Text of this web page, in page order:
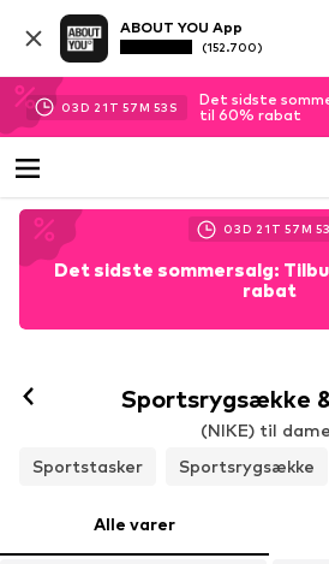
ABOUT YOU App
(152.700)
03D 21 T 57M 52 S
Det sidste
til 60% rabat
03D 21 T 57M 52
Det sidste sommersalg:
rabat
Sportsrygsække
(NIKE) til
Sportstasker
Sportsrygsække
Alle varer